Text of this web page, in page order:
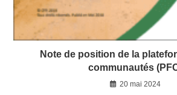
Note de position de la
communautés
20 mai 2024